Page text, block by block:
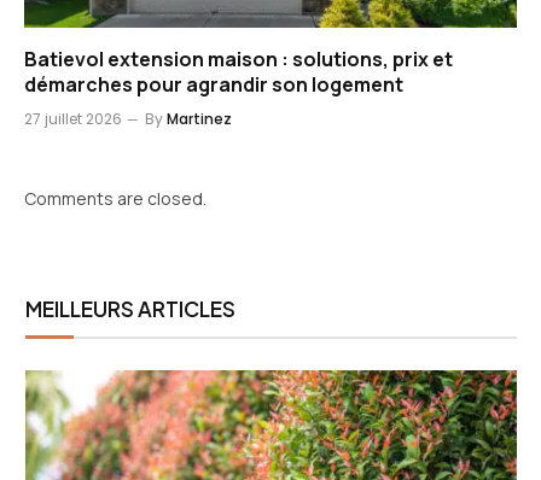
Batievol extension maison : solutions, prix et
démarches pour agrandir son logement
27 juillet 2026 ByMartinez
Comments are closed.
MEILLEURS ARTICLES